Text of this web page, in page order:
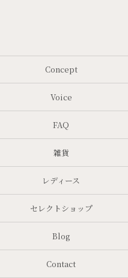
Concept
Voice
FAQ
雑貨
レディース
セレクトショップ
Blog
Contact